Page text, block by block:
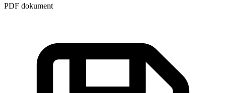
PDF dokument